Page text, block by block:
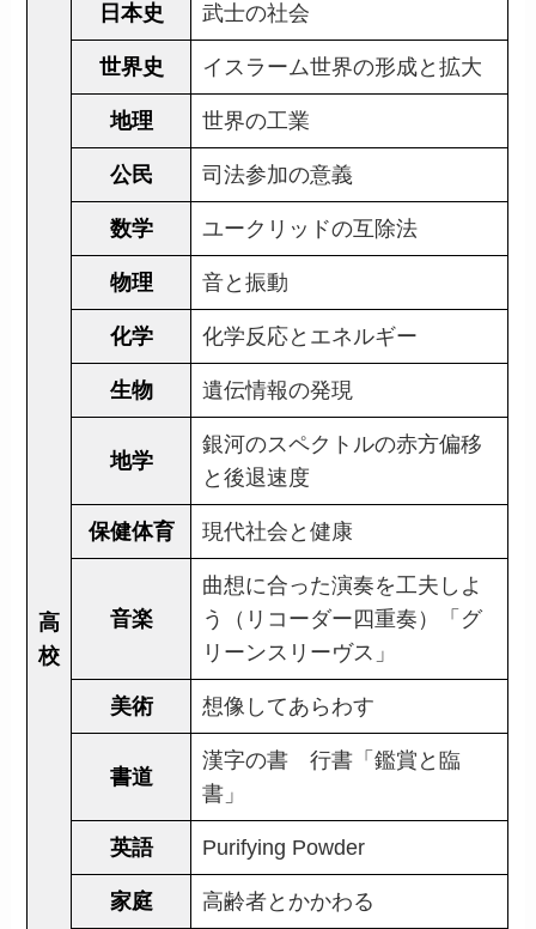
高
校
日本史 武士の社会
世界史 イスラーム世界の形成と拡大
地理 世界の工業
公民 司法参加の意義
数学 ユークリッドの互除法
物理 音と振動
化学 化学反応とエネルギー
生物 遺伝情報の発現
地学
銀河のスペクトルの赤方偏移
と後退速度
保健体育 現代社会と健康
音楽
曲想に合った演奏を工夫しよ
う（リコーダー四重奏）「グ
リーンスリーヴス」
美術 想像してあらわす
書道
漢字の書 行書「鑑賞と臨
書」
英語 Purifying Powder
家庭 高齢者とかかわる